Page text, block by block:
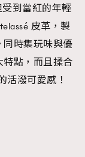
受到當紅的年輕
皮革，製
時集玩味與優
點，而且揉合
活潑可愛感！